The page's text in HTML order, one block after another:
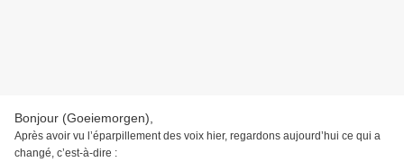
Bonjour (Goeiemorgen),
Après avoir vu l’éparpillement des voix hier, regardons aujourd’hui ce qui a
changé, c’est-à-dire :